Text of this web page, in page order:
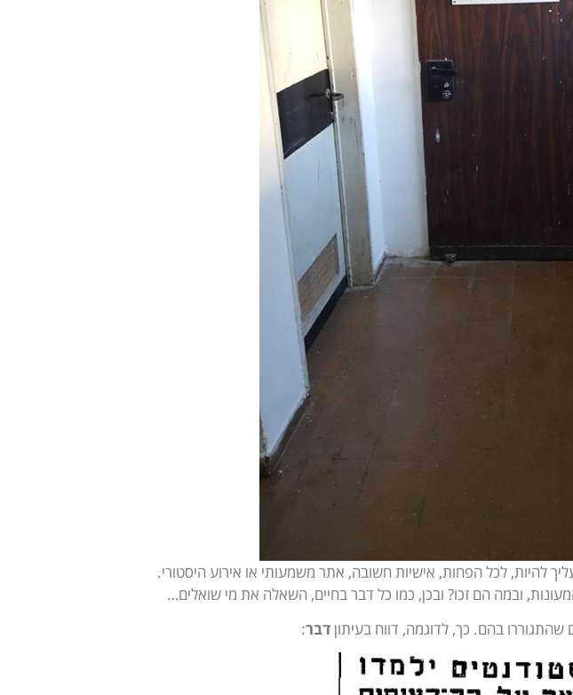
להיות, לכל הפחות, אישיות חשובה, אתר משמעותי או אירוע היסטורי.
ובמה הם זכו? ובכן, כמו כל דבר בחיים, השאלה את מי שואלים…
בהם. כך, לדוגמה, דווח בעיתוןדבר: